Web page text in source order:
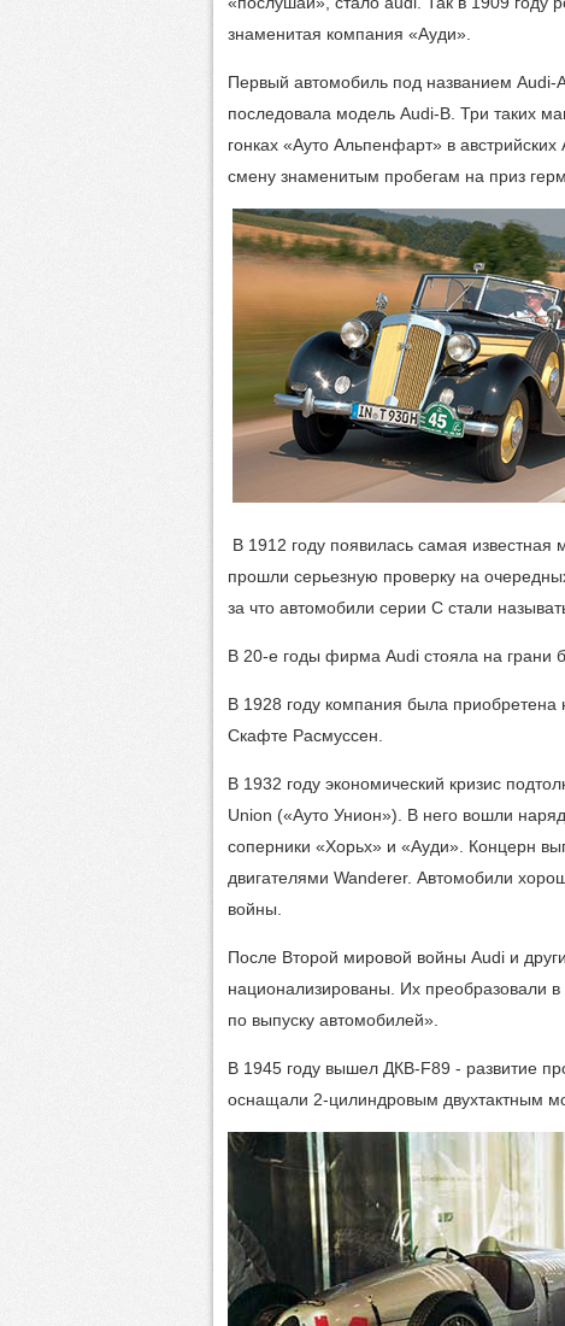
знаменитая компания «Ауди».
Первый автомобиль под названием
последовала модель Audi-В. Три таких
гонках «Ауто Альпенфарт» в
смену знаменитым пробегам на приз
В 1912 году появилась самая
прошли серьезную проверку на
за что автомобили серии С стали
В 20-е годы фирма Audi стояла на грани
В 1928 году компания была
Скафте Расмуссен.
В 1932 году экономический кризис
Union («Ауто Унион»). В него вошли
соперники «Хорьх» и «Ауди». Концерн
двигателями Wanderer. Автомобили
войны.
После Второй мировой войны Audi и
национализированы. Их преобразовали
по выпуску автомобилей».
В 1945 году вышел ДКВ-F89 - развитие
оснащали 2-цилиндровым двухтактным